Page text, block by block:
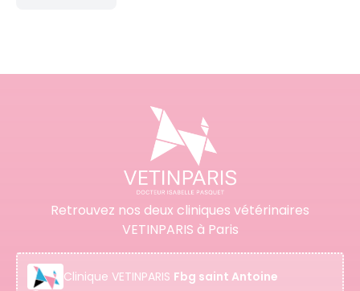
Retrouvez nos deux cliniques vétérinaires
VETINPARIS à Paris
Clinique VETINPARIS Fbg saint Antoine